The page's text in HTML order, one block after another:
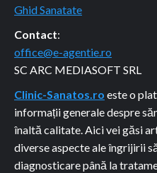
Ghid Sanatate
Contact:
office@e-agentie.ro
SC ARC MEDIASOFT SRL
Clinic-Sanatos.ro este o
informații generale despre
înaltă calitate. Aici vei găsi
diverse aspecte ale îngrijirii
diagnosticare până la